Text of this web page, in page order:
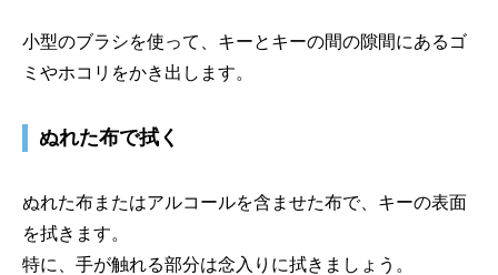
小型のブラシを使って、キーとキーの間の隙間にあるゴ
ミやホコリをかき出します。
ぬれた布で拭く
ぬれた布またはアルコールを含ませた布で、キーの表面
を拭きます。
特に、手が触れる部分は念入りに拭きましょう。